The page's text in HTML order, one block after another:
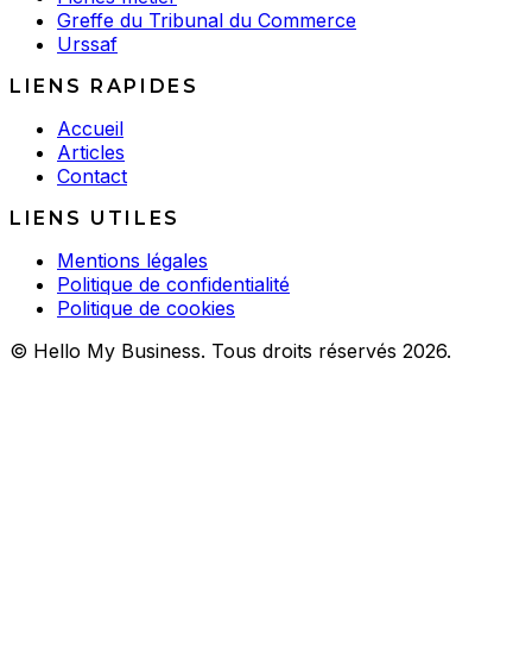
Greffe du Tribunal du Commerce
Urssaf
LIENS RAPIDES
Accueil
Articles
Contact
LIENS UTILES
Mentions légales
Politique de confidentialité
Politique de cookies
© Hello My Business. Tous droits réservés 2026.